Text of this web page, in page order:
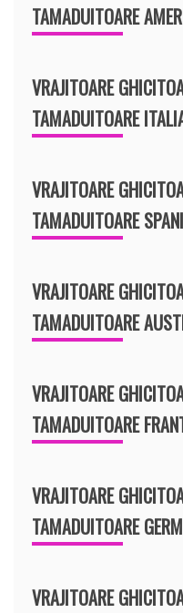
TAMADUITOARE
VRAJITOARE
TAMADUITOARE
VRAJITOARE
TAMADUITOARE
VRAJITOARE
TAMADUITOARE
VRAJITOARE
TAMADUITOARE
VRAJITOARE
TAMADUITOARE
VRAJITOARE